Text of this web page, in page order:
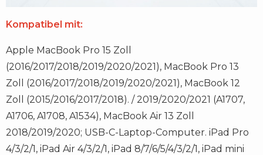
Kompatibel mit:
Apple MacBook Pro 15 Zoll
(2016/2017/2018/2019/2020/2021), MacBook Pro 13
Zoll (2016/2017/2018/2019/2020/2021), MacBook 12
Zoll (2015/2016/2017/2018). / 2019/2020/2021 (A1707,
A1706, A1708, A1534), MacBook Air 13 Zoll
2018/2019/2020; USB-C-Laptop-Computer. iPad Pro
4/3/2/1, iPad Air 4/3/2/1, iPad 8/7/6/5/4/3/2/1, iPad mini